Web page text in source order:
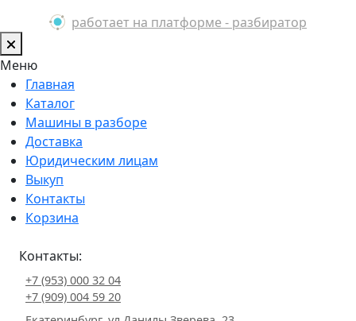
работает на платформе - разбиратор
Меню
Главная
Каталог
Машины в разборе
Доставка
Юридическим лицам
Выкуп
Контакты
Корзина
Контакты:
+7 (953) 000 32 04
+7 (909) 004 59 20